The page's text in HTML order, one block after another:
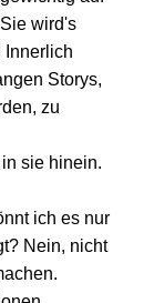
wird's
Innerlich
Storys,
zu
sie hinein.
ich es nur
Nein, nicht